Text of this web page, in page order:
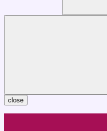
close